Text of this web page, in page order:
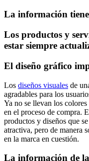
La información
Los productos y
estar siempre
El diseño gráfico
Los diseños visuales de
agradables para los
Ya no se llevan los
en el proceso de compra.
productos y diseños que
atractiva, pero de manera
en la marca en cuestión.
La información de